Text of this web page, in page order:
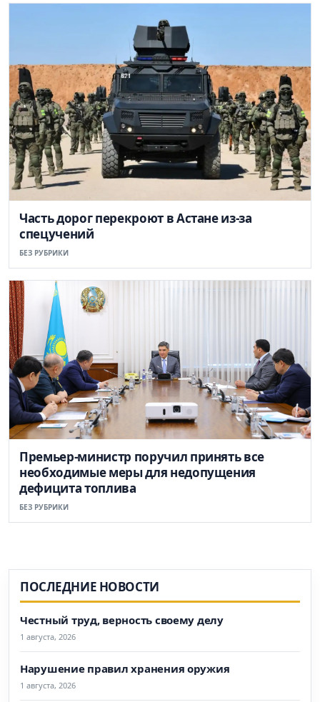
Часть дорог перекроют в Астане из-за
спецучений
БЕЗ РУБРИКИ
Премьер-министр поручил принять все
необходимые меры для недопущения
дефицита топлива
БЕЗ РУБРИКИ
ПОСЛЕДНИЕ НОВОСТИ
Честный труд, верность своему делу
1 августа, 2026
Нарушение правил хранения оружия
1 августа, 2026